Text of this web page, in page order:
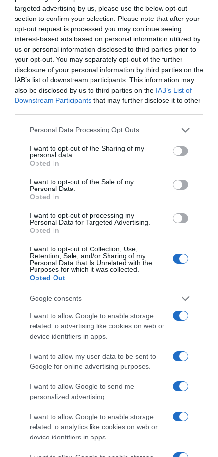
targeted advertising by us, please use the below opt-out
section to confirm your selection. Please note that after your
opt-out request is processed you may continue seeing
interest-based ads based on personal information utilized by
us or personal information disclosed to third parties prior to
your opt-out. You may separately opt-out of the further
disclosure of your personal information by third parties on the
IAB’s list of downstream participants. This information may
also be disclosed by us to third parties on the IAB’s List of
Downstream Participants that may further disclose it to other
Please note that this website/app uses one or more Google
not limited to your visit or usage behaviour. You may click to
grant or deny consent to Google and its third-party tags to
use your data for below specified purposes in below Google
consent section.
Personal Data Processing Opt Outs
I want to opt-out of the Sharing of my
personal data.
Opted In
I want to opt-out of the Sale of my
Personal Data.
Opted In
I want to opt-out of processing my
Personal Data for Targeted Advertising.
Opted In
I want to opt-out of Collection, Use,
Retention, Sale, and/or Sharing of my
Personal Data that Is Unrelated with the
Purposes for which it was collected.
Opted Out
Google consents
I want to allow Google to enable storage
related to advertising like cookies on web or
device identifiers in apps.
I want to allow my user data to be sent to
Google for online advertising purposes.
I want to allow Google to send me
personalized advertising.
I want to allow Google to enable storage
related to analytics like cookies on web or
device identifiers in apps.
Milano e il progetto di riqualificazione della zona di
Porta Romana, potrebbero offrire opportunità
uniche per gli investitori lungimiranti.Hai già in
mente dove investire?
In sintesi, il mercato immobiliare di lusso a Milano si
presenta come un campo fertile per gli
investimenti, con un mix di stabilità e crescita. Con
capitale della moda, ma anche un polo attrattivo
per gli investimenti immobiliari di lusso.
a fare il grande passo?
AUTORE
AiAdhubMedia